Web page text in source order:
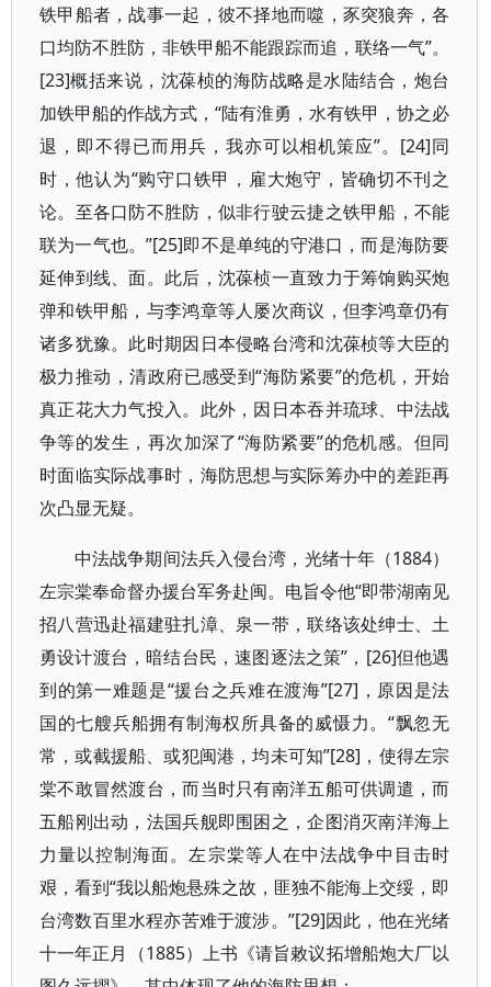
铁甲船者，战事一起，彼不择地而噬，豕突狼奔，各
口均防不胜防，非铁甲船不能跟踪而追，联络一气”。
[23]概括来说，沈葆桢的海防战略是水陆结合，炮台
加铁甲船的作战方式，“陆有淮勇，水有铁甲，协之必
退，即不得已而用兵，我亦可以相机策应”。[24]同
时，他认为“购守口铁甲，雇大炮守，皆确切不刊之
论。至各口防不胜防，似非行驶云捷之铁甲船，不能
联为一气也。”[25]即不是单纯的守港口，而是海防要
延伸到线、面。此后，沈葆桢一直致力于筹饷购买炮
弹和铁甲船，与李鸿章等人屡次商议，但李鸿章仍有
诸多犹豫。此时期因日本侵略台湾和沈葆桢等大臣的
极力推动，清政府已感受到“海防紧要”的危机，开始
真正花大力气投入。此外，因日本吞并琉球、中法战
争等的发生，再次加深了“海防紧要”的危机感。但同
时面临实际战事时，海防思想与实际筹办中的差距再
次凸显无疑。
中法战争期间法兵入侵台湾，光绪十年（1884）
左宗棠奉命督办援台军务赴闽。电旨令他“即带湖南见
招八营迅赴福建驻扎漳、泉一带，联络该处绅士、土
勇设计渡台，暗结台民，速图逐法之策”，[26]但他遇
到的第一难题是“援台之兵难在渡海”[27]，原因是法
国的七艘兵船拥有制海权所具备的威慑力。“飘忽无
常，或截援船、或犯闽港，均未可知”[28]，使得左宗
棠不敢冒然渡台，而当时只有南洋五船可供调遣，而
五船刚出动，法国兵舰即围困之，企图消灭南洋海上
力量以控制海面。左宗棠等人在中法战争中目击时
艰，看到“我以船炮悬殊之故，匪独不能海上交绥，即
台湾数百里水程亦苦难于渡涉。”[29]因此，他在光绪
十一年正月（1885）上书《请旨敕议拓增船炮大厂以